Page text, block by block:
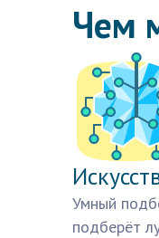
Чем
Умный
подберёт